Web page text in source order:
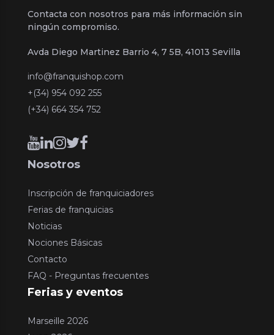
Contacta con nosotros para más información sin
ningún compromiso.
Avda Diego Martinez Barrio 4, 7 5B, 41013 Sevilla
info@franquishop.com
+(34) 954 092 255
(+34) 664 354 752
Nosotros
Inscripción de franquiciadores
Ferias de franquicias
Noticias
Nociones Básicas
Contacto
FAQ - Preguntas frecuentes
Ferias y eventos
Marseille 2026